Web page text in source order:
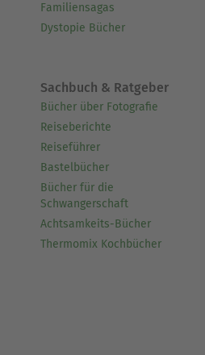
Familiensagas
Dystopie Bücher
Sachbuch & Ratgeber
Bücher über Fotografie
Reiseberichte
Reiseführer
Bastelbücher
Bücher für die
Schwangerschaft
Achtsamkeits-Bücher
Thermomix Kochbücher